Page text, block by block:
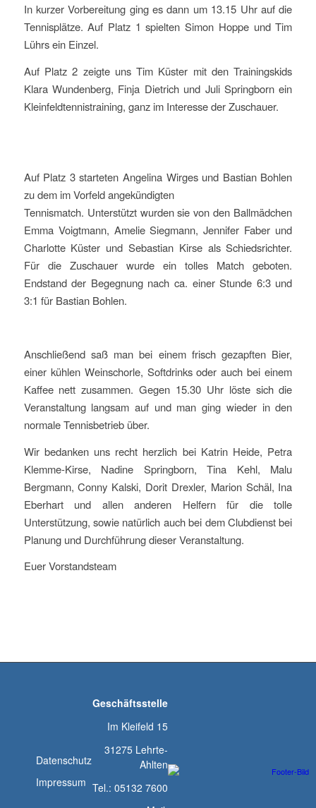
In kurzer Vorbereitung ging es dann um 13.15 Uhr auf die
Tennisplätze. Auf Platz 1 spielten Simon Hoppe und Tim
Lührs ein Einzel.
Auf Platz 2 zeigte uns Tim Küster mit den Trainingskids
Klara Wundenberg, Finja Dietrich und Juli Springborn ein
Kleinfeldtennistraining, ganz im Interesse der Zuschauer.
Auf Platz 3 starteten Angelina Wirges und Bastian Bohlen
zu dem im Vorfeld angekündigten
Tennismatch. Unterstützt wurden sie von den Ballmädchen
Emma Voigtmann, Amelie Siegmann, Jennifer Faber und
Charlotte Küster und Sebastian Kirse als Schiedsrichter.
Für die Zuschauer wurde ein tolles Match geboten.
Endstand der Begegnung nach ca. einer Stunde 6:3 und
3:1 für Bastian Bohlen.
Anschließend saß man bei einem frisch gezapften Bier,
einer kühlen Weinschorle, Softdrinks oder auch bei einem
Kaffee nett zusammen. Gegen 15.30 Uhr löste sich die
Veranstaltung langsam auf und man ging wieder in den
normale Tennisbetrieb über.
Wir bedanken uns recht herzlich bei Katrin Heide, Petra
Klemme-Kirse, Nadine Springborn, Tina Kehl, Malu
Bergmann, Conny Kalski, Dorit Drexler, Marion Schäl, Ina
Eberhart und allen anderen Helfern für die tolle
Unterstützung, sowie natürlich auch bei dem Clubdienst bei
Planung und Durchführung dieser Veranstaltung.
Euer Vorstandsteam
Datenschutz
Impressum
Geschäftsstelle
Im Kleifeld 15
31275 Lehrte-
Ahlten
Tel.: 05132 7600